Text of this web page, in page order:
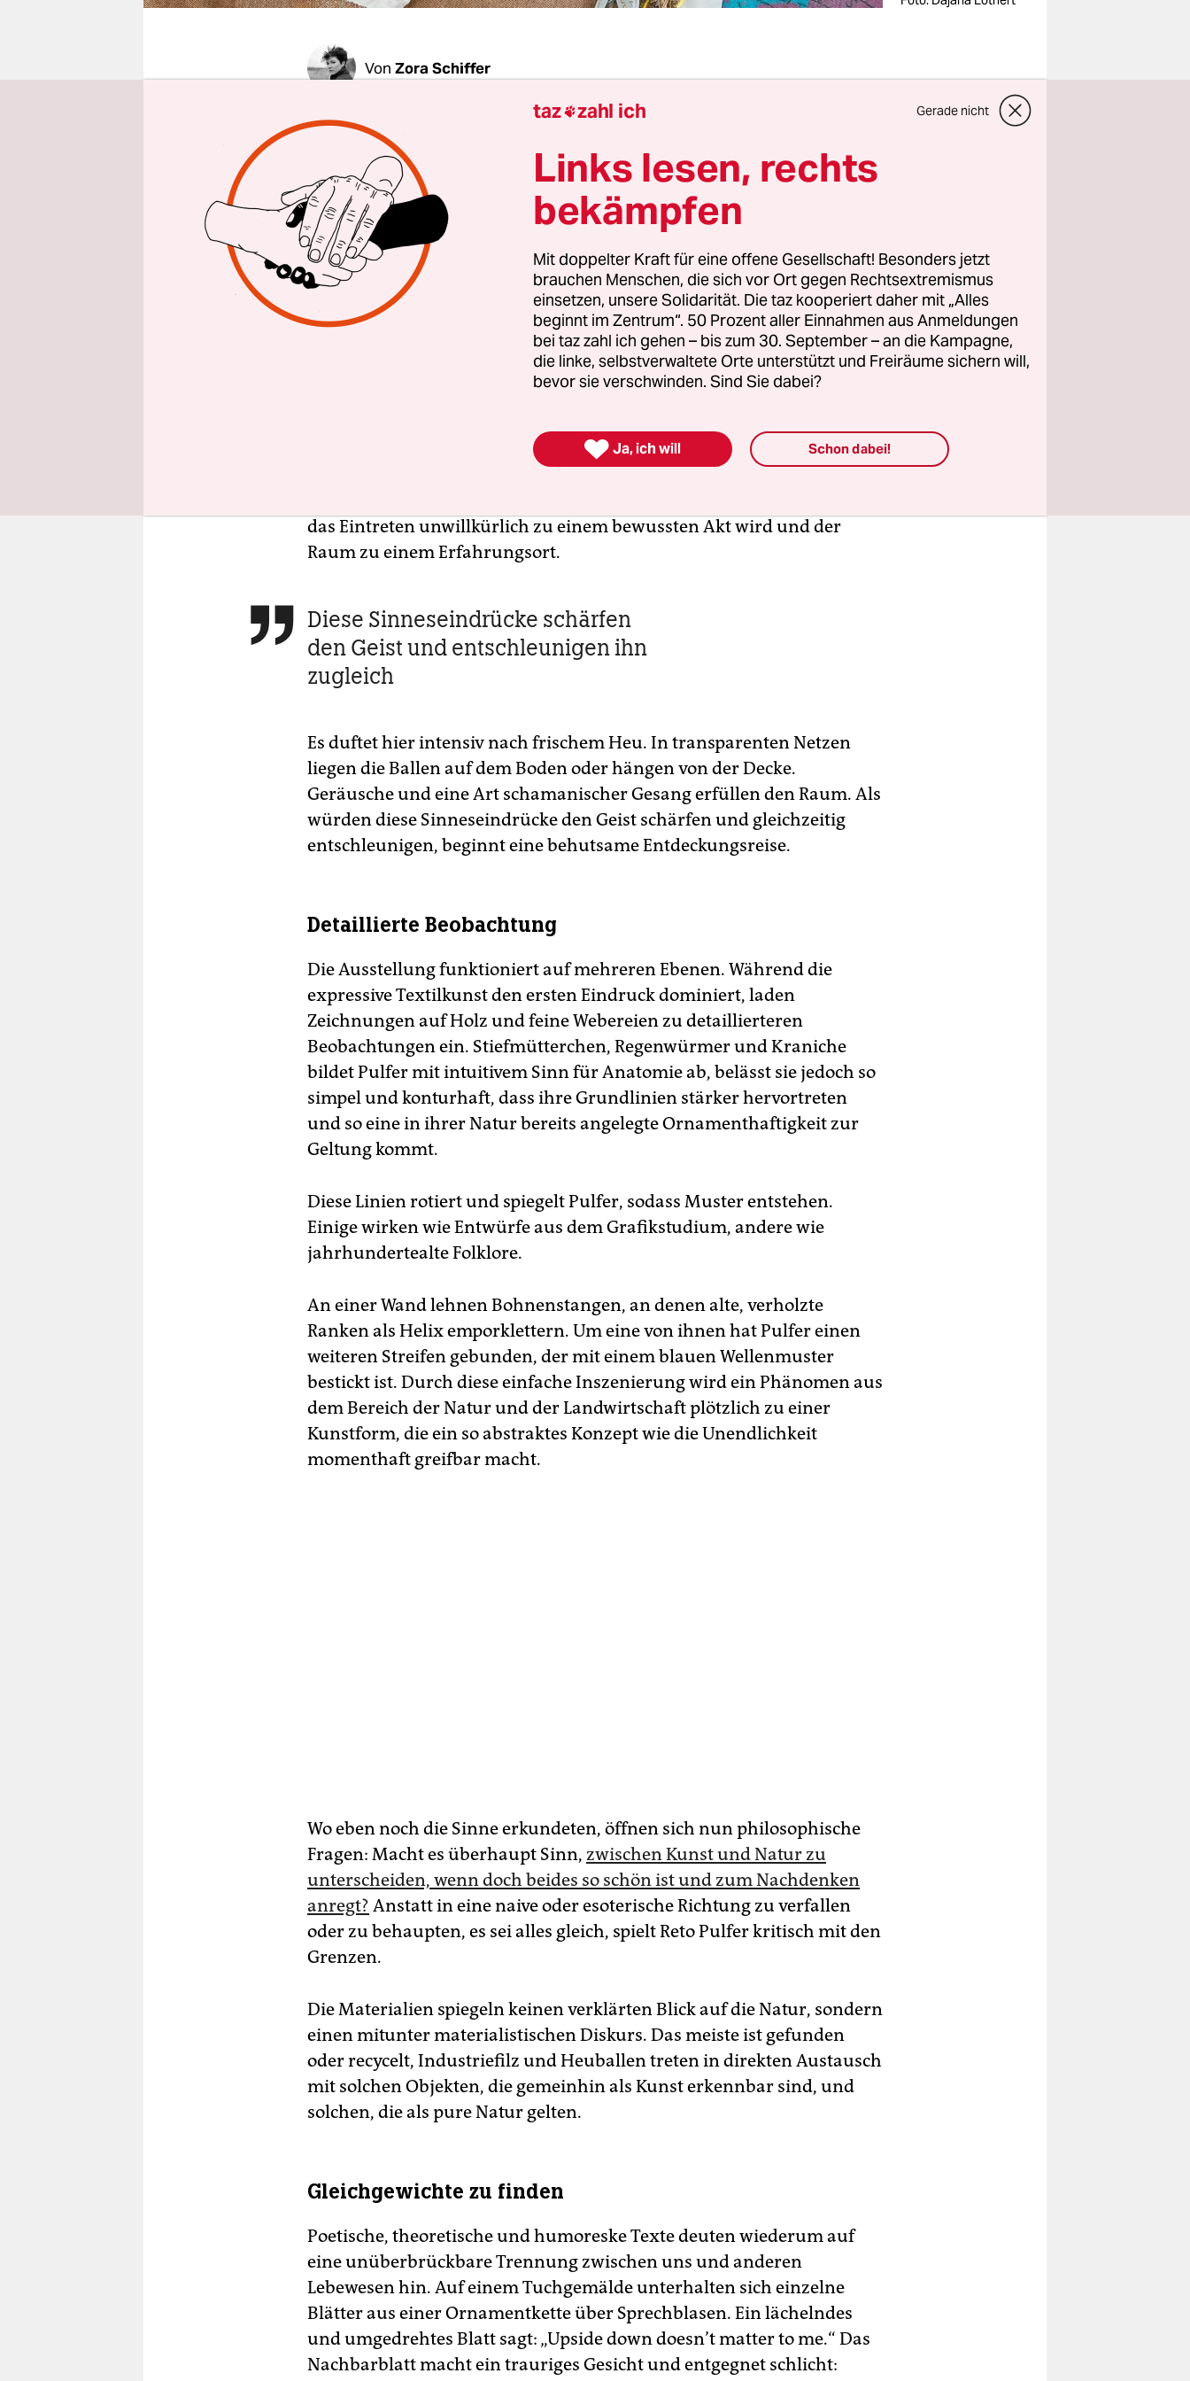
epaper login
Von Zora Schiffer
Der Schweizer Künstler Reto Pulfer hat in den letzten Jahren große
Hallen bespielt, zum Beispiel auf derLiverpool Biennal oder imGenfer
Centre d’Art Contemporain.
Er füllt sie mit Sound, Skulpturen,
Performances und, allem voran, mit Textilkunst. Aufgespannte Tücher
in spritzig-lebendigen Farben bilden Segel, Höhlen und Gänge, in
denen die Besucherinnen wandeln oder verweilen.
Nun hat der Wahluckermarker das Kunsthaus Potsdameinem
„Blitzzzustand“ unterzogen – so der Titel der aktuellen Ausstellung. Im
Gegensatz zu früheren Locations muss das Kunsthaus eine
Aber die Ausstellungsräume sind nicht nur klein, sondern auch
das Eintreten unwillkürlich zu einem bewussten Akt wird und der
Raum zu einem Erfahrungsort.
 Diese Sinneseindrücke schärfen
den Geist und entschleunigen ihn
zugleich
Es duftet hier intensiv nach frischem Heu. In transparenten Netzen
liegen die Ballen auf dem Boden oder hängen von der Decke.
Geräusche und eine Art schamanischer Gesang erfüllen den Raum. Als
würden diese Sinneseindrücke den Geist schärfen und gleichzeitig
entschleunigen, beginnt eine behutsame Entdeckungsreise.
Detaillierte Beobachtung
Die Ausstellung funktioniert auf mehreren Ebenen. Während die
expressive Textilkunst den ersten Eindruck dominiert, laden
Zeichnungen auf Holz und feine Webereien zu detaillierteren
Beobachtungen ein. Stiefmütterchen, Regenwürmer und Kraniche
bildet Pulfer mit intuitivem Sinn für Anatomie ab, belässt sie jedoch so
simpel und konturhaft, dass ihre Grundlinien stärker hervortreten
und so eine in ihrer Natur bereits angelegte Ornamenthaftigkeit zur
Geltung kommt.
Diese Linien rotiert und spiegelt Pulfer, sodass Muster entstehen.
Einige wirken wie Entwürfe aus dem Grafikstudium, andere wie
jahrhundertealte Folklore.
An einer Wand lehnen Bohnenstangen, an denen alte, verholzte
Ranken als Helix emporklettern. Um eine von ihnen hat Pulfer einen
weiteren Streifen gebunden, der mit einem blauen Wellenmuster
bestickt ist. Durch diese einfache Inszenierung wird ein Phänomen aus
dem Bereich der Natur und der Landwirtschaft plötzlich zu einer
Kunstform, die ein so abstraktes Konzept wie die Unendlichkeit
momenthaft greifbar macht.
Wo eben noch die Sinne erkundeten, öffnen sich nun philosophische
Fragen: Macht es überhaupt Sinn, zwischen Kunst und Natur zu
unterscheiden, wenn doch beides so schön ist und zum Nachdenken
anregt? Anstatt in eine naive oder esoterische Richtung zu verfallen
oder zu behaupten, es sei alles gleich, spielt Reto Pulfer kritisch mit den
Grenzen.
Die Materialien spiegeln keinen verklärten Blick auf die Natur, sondern
einen mitunter materialistischen Diskurs. Das meiste ist gefunden
oder recycelt, Industriefilz und Heuballen treten in direkten Austausch
mit solchen Objekten, die gemeinhin als Kunst erkennbar sind, und
solchen, die als pure Natur gelten.
Gleichgewichte zu finden
Poetische, theoretische und humoreske Texte deuten wiederum auf
eine unüberbrückbare Trennung zwischen uns und anderen
Lebewesen hin. Auf einem Tuchgemälde unterhalten sich einzelne
Blätter aus einer Ornamentkette über Sprechblasen. Ein lächelndes
und umgedrehtes Blatt sagt: „Upside down doesn’t matter to me.“ Das
Nachbarblatt macht ein trauriges Gesicht und entgegnet schlicht:
taz zahl ich Gerade nicht
Links lesen, rechts
bekämpfen
Mit doppelter Kraft für eine offene Gesellschaft! Besonders jetzt
brauchen Menschen, die sich vor Ort gegen Rechtsextremismus
einsetzen, unsere Solidarität. Die taz kooperiert daher mit „Alles
beginnt im Zentrum“. 50 Prozent aller Einnahmen aus Anmeldungen
bei taz zahl ich gehen – bis zum 30. September – an die Kampagne,
die linke, selbstverwaltete Orte unterstützt und Freiräume sichern will,
bevor sie verschwinden. Sind Sie dabei?
 Ja, ich will Schon dabei!